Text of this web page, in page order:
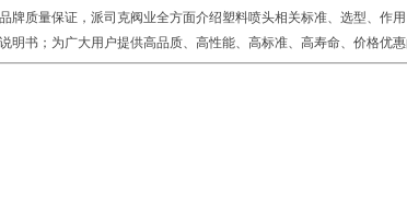
品牌质量保证，派司克阀业全方面介绍塑料喷头相关标准、选型、作
明书；为广大用户提供高品质、高性能、高标准、高寿命、价格优惠